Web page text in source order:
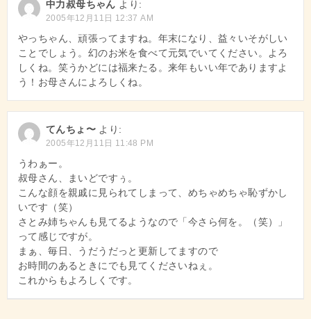
シ
ョ
ン
中力叔母ちゃん より:
2005年12月11日 12:37 AM
やっちゃん、頑張ってますね。年末になり、益々いそがしい
ことでしょう。幻のお米を食べて元気でいてください。よろ
しくね。笑うかどには福来たる。来年もいい年でありますよ
う！お母さんによろしくね。
てんちょ〜 より:
2005年12月11日 11:48 PM
うわぁー。
叔母さん、まいどですぅ。
こんな顔を親戚に見られてしまって、めちゃめちゃ恥ずかし
いです（笑）
さとみ姉ちゃんも見てるようなので「今さら何を。（笑）」
って感じですが。
まぁ、毎日、うだうだっと更新してますので
お時間のあるときにでも見てくださいねぇ。
これからもよろしくです。